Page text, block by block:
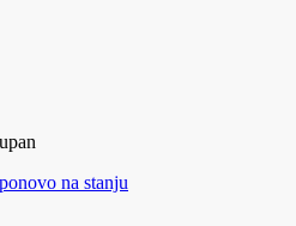
na stanju